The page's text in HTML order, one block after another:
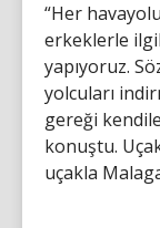
“Her
erkeklerle
yapıyoruz.
yolcuları
gereği
konuştu.
uçakla